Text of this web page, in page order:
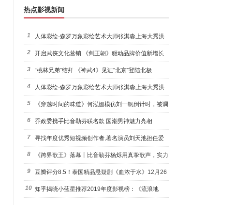
热点影视新闻
1 人体彩绘·森罗万象彩绘艺术大师张淇淼上海大秀洪
荒宇宙
2 开启武侠文化营销 《剑王朝》驱动品牌价值新增长
3 “桃林兄弟”结拜 《神武4》见证“北京”登陆北极
4 人体彩绘·森罗万象彩绘艺术大师张淇淼上海大秀洪
荒宇宙
5 《穿越时间的味道》何泓姗模仿刘一帆倒计时，被调
侃“学人
6 乔政委携手比音勒芬联名款 国潮男神魅力亮相
7 寻找年度优秀短视频创作者,著名演员刘天池担任爱
奇艺号"奇
8 《跨界歌王》落幕丨比音勒芬杨烁用真挚歌声，实力
圈粉!
9 豆瓣评分8.5！泰国精品悬疑剧《血浓于水》12月26
日西瓜视
10 知乎揭晓小蓝星推荐2019年度影视榜：《流浪地